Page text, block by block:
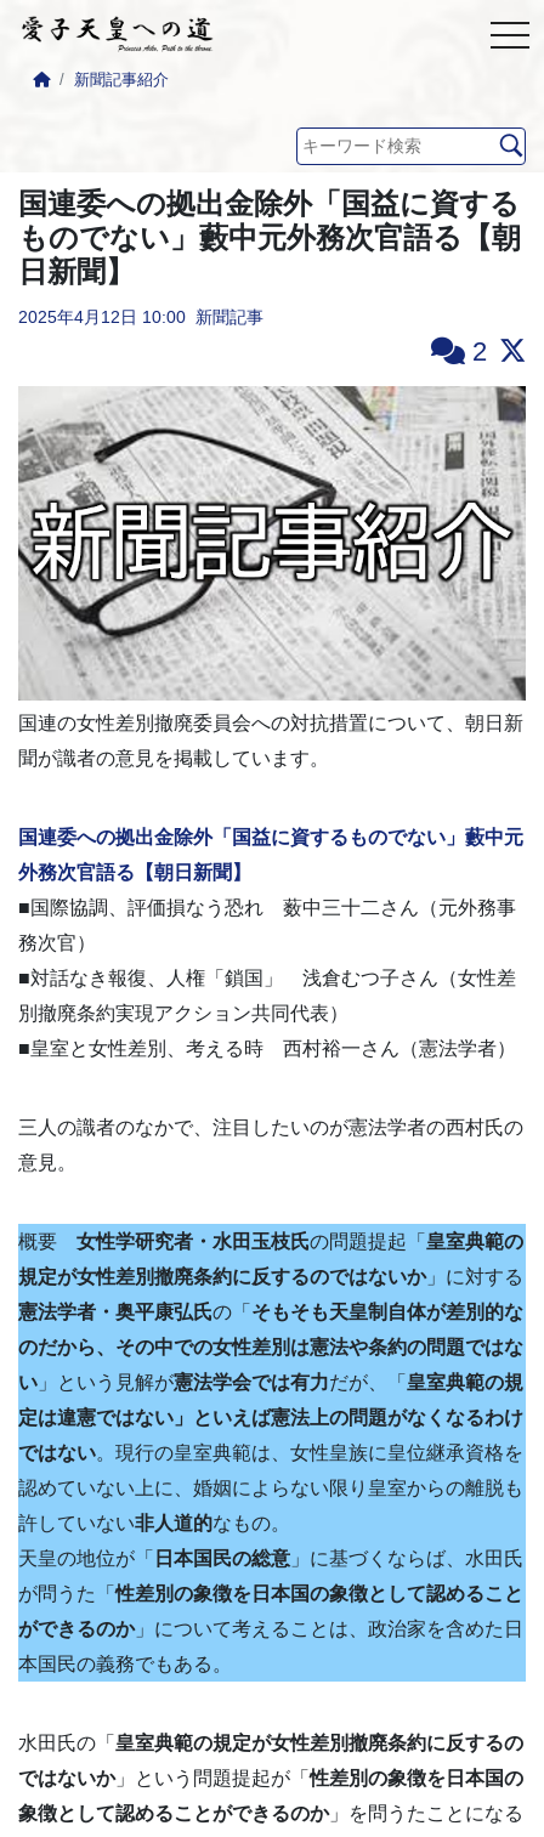
新聞記事紹介
国連委への拠出金除外「国益に資する
ものでない」藪中元外務次官語る【朝
日新聞】
2025年4月12日 10:00 新聞記事
2
国連の女性差別撤廃委員会への対抗措置について、朝日新
聞が識者の意見を掲載しています。
国連委への拠出金除外「国益に資するものでない」藪中元
外務次官語る【朝日新聞】
■国際協調、評価損なう恐れ 薮中三十二さん（元外務事
務次官）
■対話なき報復、人権「鎖国」 浅倉むつ子さん（女性差
別撤廃条約実現アクション共同代表）
■皇室と女性差別、考える時 西村裕一さん（憲法学者）
三人の識者のなかで、注目したいのが憲法学者の西村氏の
意見。
概要 女性学研究者・水田玉枝氏の問題提起「 皇室典範の
規定が女性差別撤廃条約に反するのではないか」に対する
憲法学者・奥平康弘氏の「 そもそも天皇制自体が差別的な
のだから、その中での女性差別は憲法や条約の問題ではな
い 」という見解が憲法学会では有力だが、「 皇室典範の規
定は違憲ではない」といえば憲法上の問題がなくなるわけ
ではない。現行の皇室典範は、女性皇族に皇位継承資格を
認めていない上に、婚姻によらない限り皇室からの離脱も
許していない非人道的なもの。
天皇の地位が「 日本国民の総意 」に基づくならば、水田氏
が問うた「性差別の象徴を日本国の象徴として認めること
ができるのか」について考えることは、政治家を含めた日
本国民の義務でもある。
水田氏の「 皇室典範の規定が女性差別撤廃条約に反するの
ではないか」という問題提起が「性差別の象徴を日本国の
象徴として認めることができるのか」を問うたことになる